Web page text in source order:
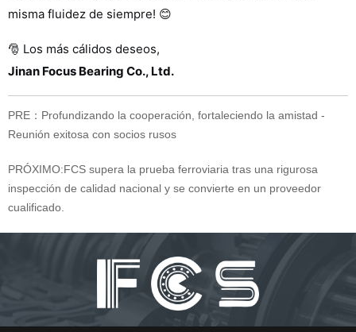
misma fluidez de siempre! 😊
🎅 Los más cálidos deseos,
Jinan Focus Bearing Co., Ltd.
PRE： Profundizando la cooperación, fortaleciendo la amistad -
Reunión exitosa con socios rusos
PRÓXIMO:FCS supera la prueba ferroviaria tras una rigurosa
inspección de calidad nacional y se convierte en un proveedor
cualificado.